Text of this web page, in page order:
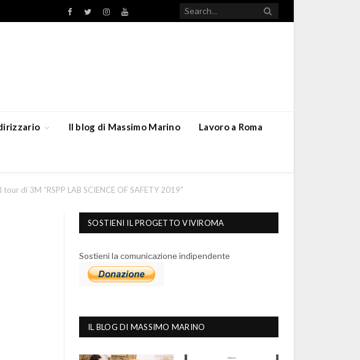
Facebook
TwitterInstagramYouTube
Il blog di Massimo Marino Lavoro a Roma
di 3M “RSPP LAB SCIENCE OF SAFETY 2019”
SOSTIENI IL PROGETTO VIVIROMA
Sostieni la comunicazione indipendente
IL BLOG DI MASSIMO MARINO